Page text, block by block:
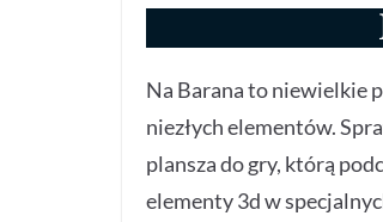
Na Barana to niewielkie
niezłych elementów.
plansza do gry, którą
elementy 3d w